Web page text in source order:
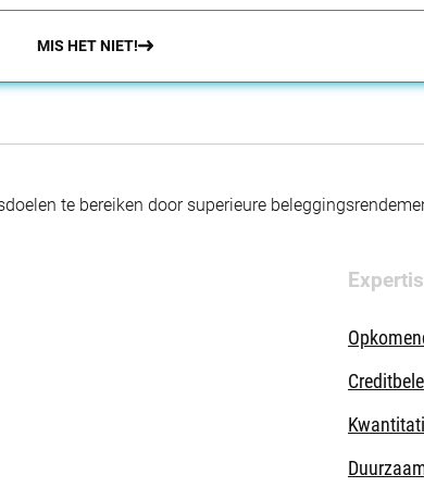
MIS HET NIET!
te bereiken door superieure